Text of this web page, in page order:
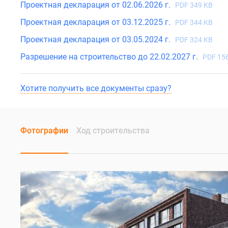
Проектная декларация от 02.06.2026 г. PDF 349 KB
Проектная декларация от 03.12.2025 г. PDF 344 KB
Проектная декларация от 03.05.2024 г. PDF 324 KB
Разрешение на строительство до 22.02.2027 г. PDF
Хотите получить все документы сразу?
Фотографии Ход строительства